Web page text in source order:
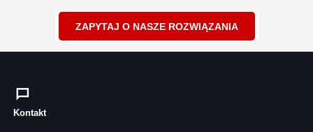
ZAPYTAJ O NASZE ROZWIĄZANIA
Kontakt